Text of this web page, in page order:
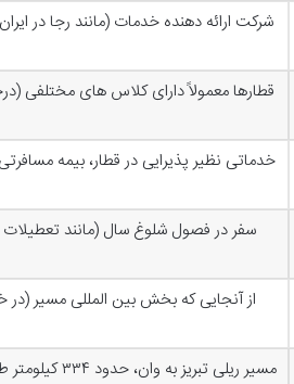
شرکت ارائه دهنده خدمات (مانند رجا در
قطارها معمولاً دارای کلاس های مختلفی
خدماتی نظیر پذیرایی در قطار، بیمه
سفر در فصول شلوغ سال (مانند تعطیلات
از آنجایی که بخش بین المللی مسیر (در
مسیر ریلی